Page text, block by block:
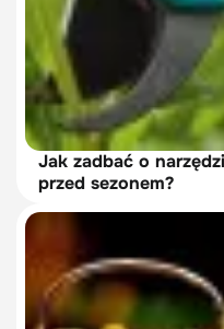
Jak zadbać o
przed sezonem?